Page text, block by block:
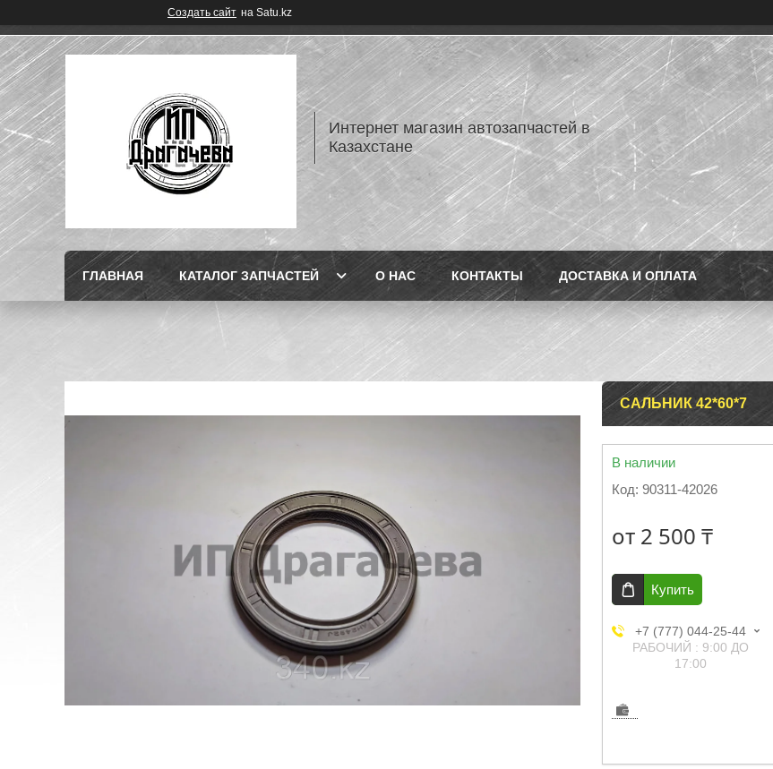
Создать сайт на Satu.kz
Интернет магазин автозапчастей в
Казахстане
ГЛАВНАЯ КАТАЛОГ ЗАПЧАСТЕЙ О НАС КОНТАКТЫ ДОСТАВКА И ОПЛАТА
САЛЬНИК 42*60*7
В наличии
Код: 90311-42026
от 2 500 ₸
Купить
+7 (777) 044-25-44
РАБОЧИЙ : 9:00 ДО
17:00